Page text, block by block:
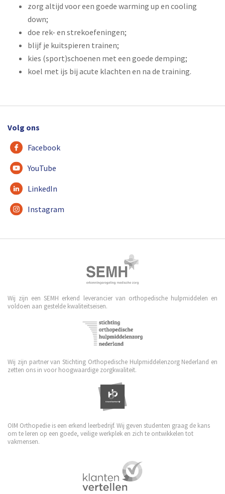
zorg altijd voor een goede warming up en cooling
down;
doe rek- en strekoefeningen;
blijf je kuitspieren trainen;
kies (sport)schoenen met een goede demping;
koel met ijs bij acute klachten en na de training.
Volg ons
Facebook
YouTube
LinkedIn
Instagram
Wij zijn een SEMH erkend leverancier van orthopedische hulpmiddelen en
voldoen aan gestelde kwaliteitseisen.
Wij zijn partner van Stichting Orthopedische Hulpmiddelenzorg Nederland en
zetten ons in voor hoogwaardige zorgkwaliteit.
OIM Orthopedie is een erkend leerbedrijf. Wij geven studenten graag de kans
om te leren op een goede, veilige werkplek en zich te ontwikkelen tot
vakmensen.